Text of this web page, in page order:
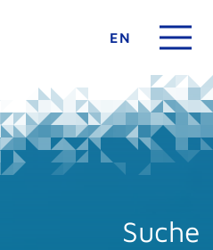
EN
Suche